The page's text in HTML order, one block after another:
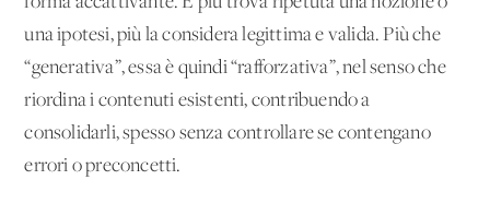
una ipotesi, più la considera legittima e valida. Più che
“generativa”, essa è quindi “rafforzativa”, nel senso che
riordina i contenuti esistenti, contribuendo a
consolidarli, spesso senza controllare se contengano
errori o preconcetti.